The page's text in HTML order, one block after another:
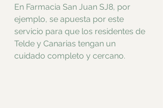
En Farmacia San Juan SJ8, por
ejemplo, se apuesta por este
servicio para que los residentes de
Telde y Canarias tengan un
cuidado completo y cercano.